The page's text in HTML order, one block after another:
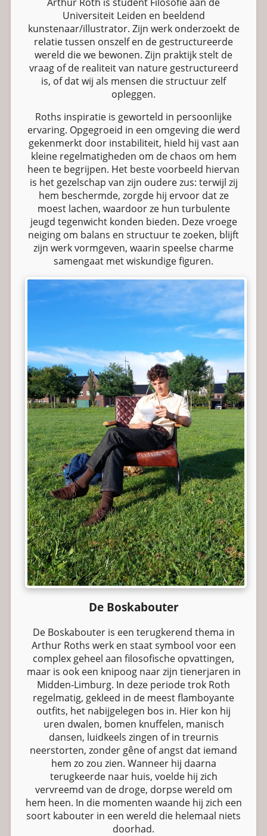
Universiteit Leiden en beeldend
kunstenaar/illustrator. Zijn werk onderzoekt de
relatie tussen onszelf en de gestructureerde
wereld die we bewonen. Zijn praktijk stelt de
vraag of de realiteit van nature gestructureerd
is, of dat wij als mensen die structuur zelf
opleggen.
Roths inspiratie is geworteld in persoonlijke
ervaring. Opgegroeid in een omgeving die werd
gekenmerkt door instabiliteit, hield hij vast aan
kleine regelmatigheden om de chaos om hem
heen te begrijpen. Het beste voorbeeld hiervan
is het gezelschap van zijn oudere zus: terwijl zij
hem beschermde, zorgde hij ervoor dat ze
moest lachen, waardoor ze hun turbulente
jeugd tegenwicht konden bieden. Deze vroege
neiging om balans en structuur te zoeken, blijft
zijn werk vormgeven, waarin speelse charme
samengaat met wiskundige figuren.
De Boskabouter
De Boskabouter is een terugkerend thema in
Arthur Roths werk en staat symbool voor een
complex geheel aan filosofische opvattingen,
maar is ook een knipoog naar zijn tienerjaren in
Midden-Limburg. In deze periode trok Roth
regelmatig, gekleed in de meest flamboyante
outfits, het nabijgelegen bos in. Hier kon hij
uren dwalen, bomen knuffelen, manisch
dansen, luidkeels zingen of in treurnis
neerstorten, zonder gêne of angst dat iemand
hem zo zou zien. Wanneer hij daarna
terugkeerde naar huis, voelde hij zich
vervreemd van de droge, dorpse wereld om
hem heen. In die momenten waande hij zich een
soort kabouter in een wereld die helemaal niets
doorhad.